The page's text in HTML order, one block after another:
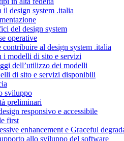
il design system .italia
del design system
operative
contribuire al design system .italia
i modelli di sito e servizi
dell’utilizzo dei modelli
di sito e servizi disponibili
sviluppo
preliminari
responsivo e accessibile
first
enhancement e Graceful
allo sviluppo del software